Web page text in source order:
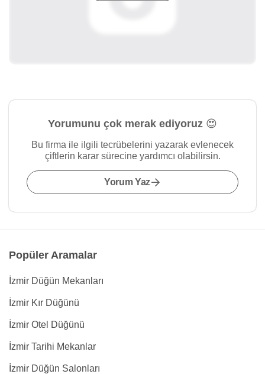
Yorumunu çok merak ediyoruz 😍
Bu firma ile ilgili tecrübelerini yazarak evlenecek
çiftlerin karar sürecine yardımcı olabilirsin.
Yorum Yaz
Popüler Aramalar
İzmir Düğün Mekanları
İzmir Kır Düğünü
İzmir Otel Düğünü
İzmir Tarihi Mekanlar
İzmir Düğün Salonları